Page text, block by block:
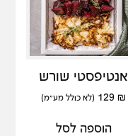
אנטיפסטי שורש
129 ₪ (לא כולל מע"מ)
הוספה לסל